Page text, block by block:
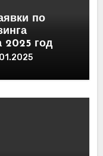
по
2025 год